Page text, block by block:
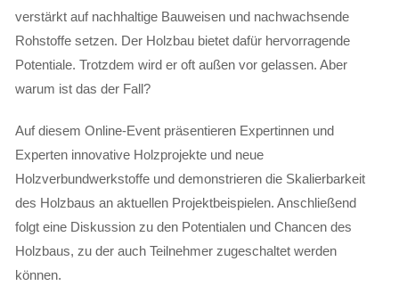
verstärkt auf nachhaltige Bauweisen und nachwachsende
Rohstoffe setzen. Der Holzbau bietet dafür hervorragende
Potentiale. Trotzdem wird er oft außen vor gelassen. Aber
warum ist das der Fall?
Auf diesem Online-Event präsentieren Expertinnen und
Experten innovative Holzprojekte und neue
Holzverbundwerkstoffe und demonstrieren die Skalierbarkeit
des Holzbaus an aktuellen Projektbeispielen. Anschließend
folgt eine Diskussion zu den Potentialen und Chancen des
Holzbaus, zu der auch Teilnehmer zugeschaltet werden
können.